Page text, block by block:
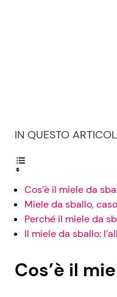
IN QUESTO
Cos’è il miele da
Miele da sballo,
Perché il miele da
Il miele da sballo:
Cos’è il